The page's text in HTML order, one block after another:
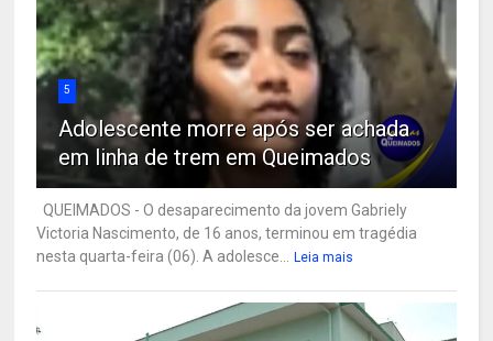
5
Adolescente morre após ser achada
em linha de trem em Queimados
QUEIMADOS - O desaparecimento da jovem Gabriely
Victoria Nascimento, de 16 anos, terminou em tragédia
nesta quarta-feira (06). A adolesce...
Leia mais